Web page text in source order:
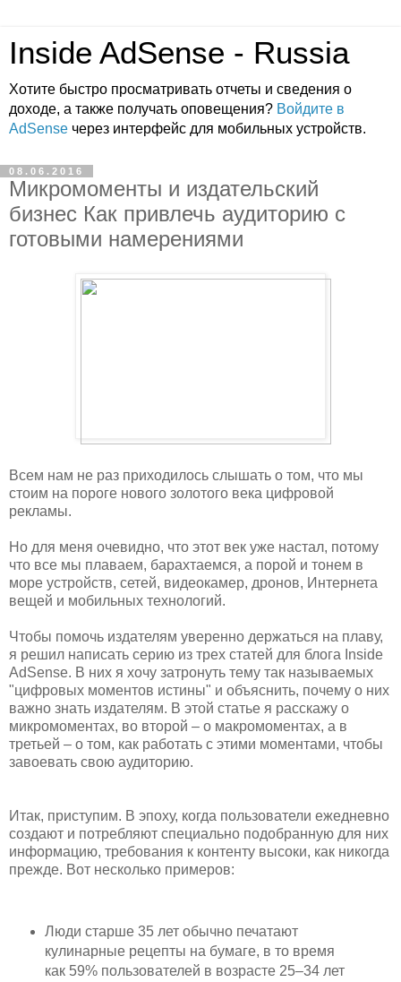
Inside AdSense - Russia
Хотите быстро просматривать отчеты и сведения о
доходе, а также получать оповещения? Войдите в
AdSense через интерфейс для мобильных устройств.
08.06.2016
Микромоменты и издательский
бизнес Как привлечь аудиторию с
готовыми намерениями
Всем нам не раз приходилось слышать о том, что мы
стоим на пороге нового золотого века цифровой
рекламы.
Но для меня очевидно, что этот век уже настал, потому
что все мы плаваем, барахтаемся, а порой и тонем в
море устройств, сетей, видеокамер, дронов, Интернета
вещей и мобильных технологий.
Чтобы помочь издателям уверенно держаться на плаву,
я решил написать серию из трех статей для блога Inside
AdSense. В них я хочу затронуть тему так называемых
"цифровых моментов истины" и объяснить, почему о них
важно знать издателям. В этой статье я расскажу о
микромоментах, во второй – о макромоментах, а в
третьей – о том, как работать с этими моментами, чтобы
завоевать свою аудиторию.
Итак, приступим. В эпоху, когда пользователи ежедневно
создают и потребляют специально подобранную для них
информацию, требования к контенту высоки, как никогда
прежде. Вот несколько примеров:
Люди старше 35 лет обычно печатают
кулинарные рецепты на бумаге, в то время
как 59% пользователей в возрасте 25–34 лет